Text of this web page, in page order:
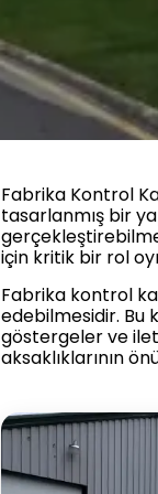
Fabrika Kontrol
tasarlanmış bir
için kritik bir rol
Fabrika kontrol
edebilmesidir. Bu
göstergeler ve
aksaklıklarının